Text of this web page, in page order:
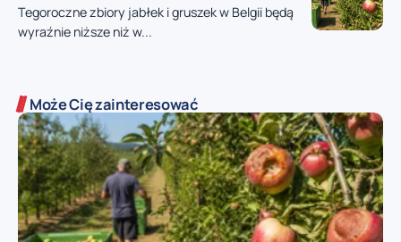
Tegoroczne zbiory jabłek i gruszek w Belgii będą
wyraźnie niższe niż w...
Może Cię zainteresować